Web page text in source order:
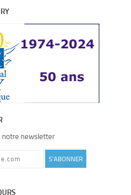
notre newsletter
S'ABONNER